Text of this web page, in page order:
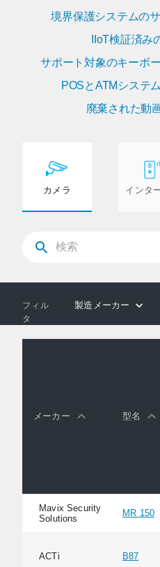
境界保護システムの
IIoT検証済み
サポート対象のキーボ
POSとATMシステ
廃棄された動
カメラ インタ
フィル
タ
製造メーカー
メーカー 型名
Mavix Security
Solutions
MR 150
ACTi B87